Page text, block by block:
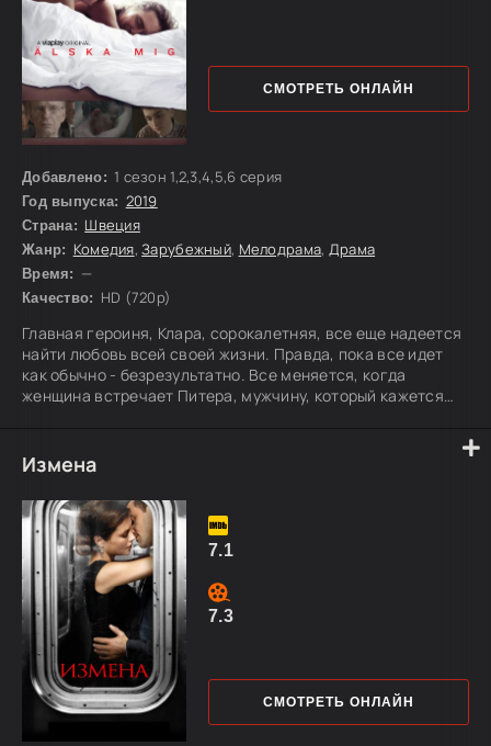
Добавлено: 1 сезон 1,2,3,4,5,6 серия
Год выпуска: 2019
Страна: Швеция
Жанр: Комедия,Зарубежный, Мелодрама, Драма
Время: —
Качество: HD (720p)
Главная героиня, Клара, сорокалетняя, все еще надеется
найти любовь всей своей жизни. Правда, пока все идет
как обычно - безрезультатно. Все меняется, когда
женщина встречает Питера, мужчину, который кажется
своих чувствах главному герою. Но далеко не все так
просто, как может показаться сначала. Отец Клары, Стэн,
женат на Кирсти уже сорок лет. Он заботится о своей
жене после того, как она
СМОТРЕТЬ ОНЛАЙН
Измена
СМОТРЕТЬ ОНЛАЙН
7.1
7.3